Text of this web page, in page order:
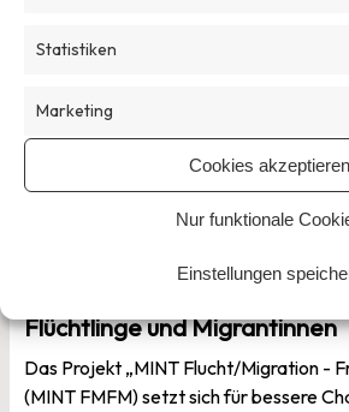
Statistiken
Marketing
Cookies akzeptieren
Nur funktionale
Einstellungen
MINT FMFM: Bildung und
Flüchtlinge und Migrantinnen
Das Projekt „MINT Flucht/Migration -
(MINT FMFM) setzt sich für bessere